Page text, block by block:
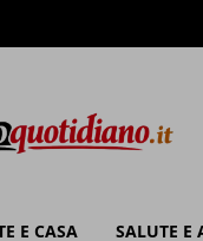
E CASA SALUTE E